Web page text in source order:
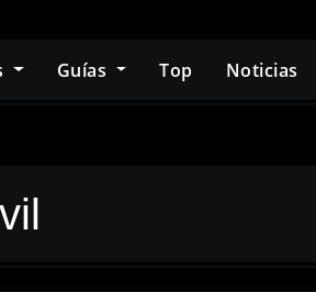
Guías Top Noticias